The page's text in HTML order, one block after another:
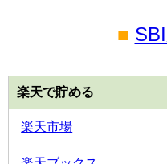
■
楽天で貯める
楽天市場